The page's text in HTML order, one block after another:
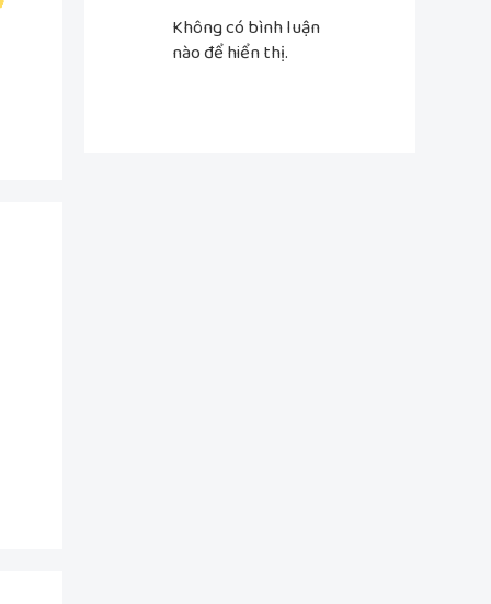
Không có bình luận
nào để hiển thị.